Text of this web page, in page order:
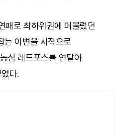
로 최하위권에 머물렀던
는 이변을 시작으로
심 레드포스를 연달아
다.